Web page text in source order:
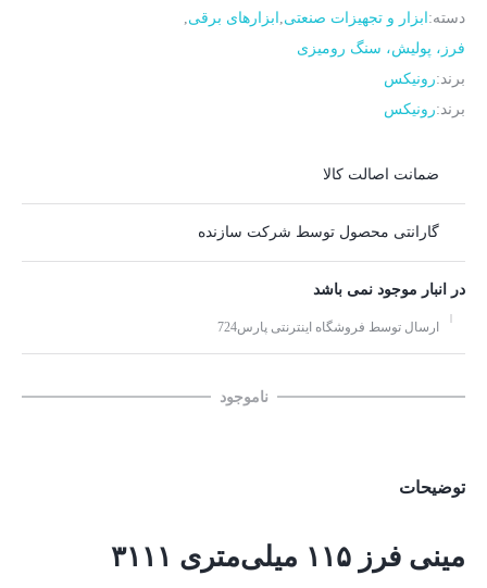
دسته: ابزار و تجهیزات صنعتی, ابزارهای برقی,
فرز، پولیش، سنگ رومیزی
برند:رونیکس
برند:رونیکس
ضمانت اصالت کالا
گارانتی محصول توسط شرکت سازنده
در انبار موجود نمی باشد
ارسال توسط فروشگاه اینترنتی پارس724
ناموجود
توضیحات
مینی فرز ۱۱۵ میلی‌متری ۳۱۱۱